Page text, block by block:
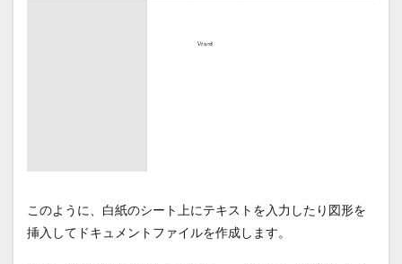
このように、白紙のシート上にテキストを入力したり図形を
挿入してドキュメントファイルを作成します。